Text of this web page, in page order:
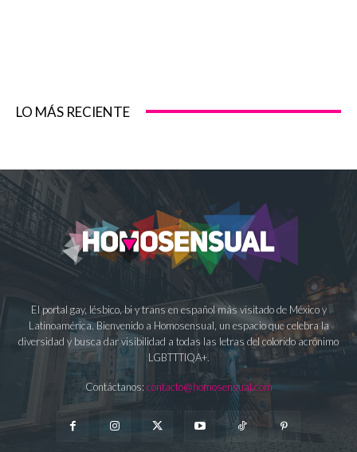
LO MÁS RECIENTE
El portal gay, lésbico, bi y trans en español más visitado de México y
Latinoamérica. Bienvenido a Homosensual, un espacio que celebra la
diversidad y busca dar visibilidad a todas las letras del colorido acrónimo
LGBTTTIQA+.
Contáctanos: contacto@homosensual.com